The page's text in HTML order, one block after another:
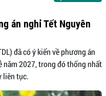
án nghỉ Tết Nguyên
đã có ý kiến về phương án
năm 2027, trong đó thống nhất
liên tục.